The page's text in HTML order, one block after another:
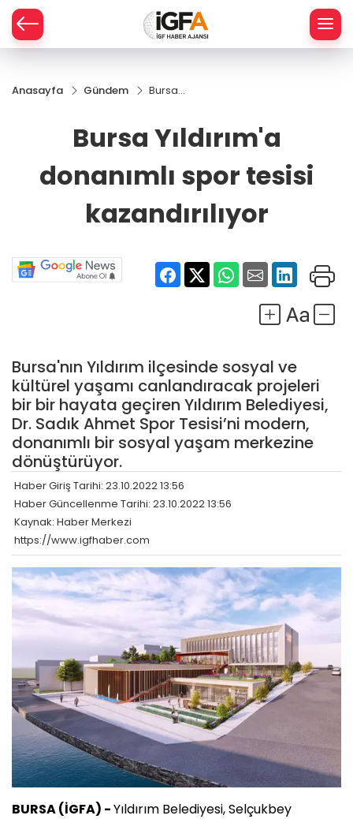
Anasayfa Gündem
Bursa
spor tesisi
Bursa Yıldırım'a
donanımlı spor tesisi
kazandırılıyor
Bursa'nın Yıldırım ilçesinde sosyal ve
kültürel yaşamı canlandıracak projeleri
bir bir hayata geçiren Yıldırım Belediyesi,
Dr. Sadık Ahmet Spor Tesisi’ni modern,
donanımlı bir sosyal yaşam merkezine
dönüştürüyor.
Haber Giriş Tarihi: 23.10.2022 13:56
Haber Güncellenme Tarihi: 23.10.2022 13:56
Kaynak: Haber Merkezi
https://www.igfhaber.com
BURSA (İGFA) -Yıldırım Belediyesi, Selçukbey